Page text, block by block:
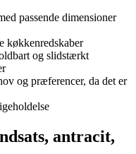
passende dimensioner
køkkenredskaber
og slidstærkt
og præferencer, da det er
antracit,